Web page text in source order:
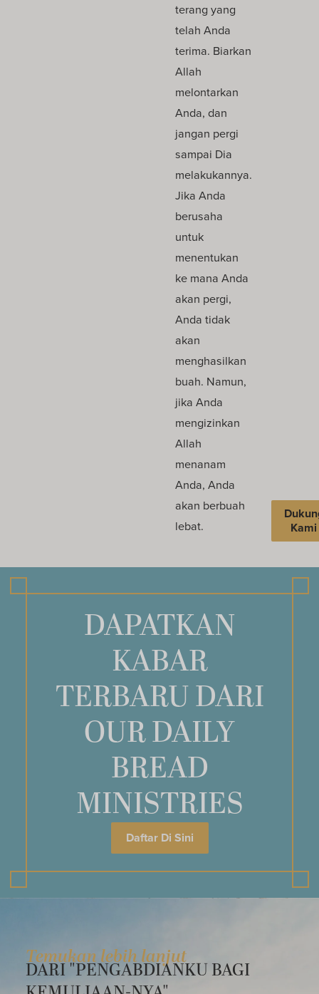
terang yang
telah Anda
terima. Biarkan
Allah
melontarkan
Anda, dan
jangan pergi
sampai Dia
melakukannya.
Jika Anda
berusaha
untuk
menentukan
ke mana Anda
akan pergi,
Anda tidak
akan
menghasilkan
buah. Namun,
jika Anda
mengizinkan
Allah
menanam
Anda, Anda
akan berbuah
lebat.
Kami
DAPATKAN
KABAR
TERBARU DARI
OUR DAILY
BREAD
MINISTRIES
Daftar Di Sini
Temukan lebih lanjut
DARI "PENGABDIANKU BAGI